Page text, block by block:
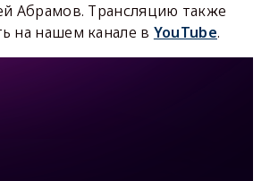
Абрамов. Трансляцию также
на нашем канале в YouTube.